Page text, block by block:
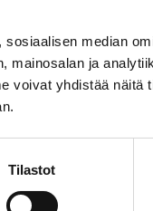
median
mainosalan ja
voivat yhdistää näitä
Tilastot